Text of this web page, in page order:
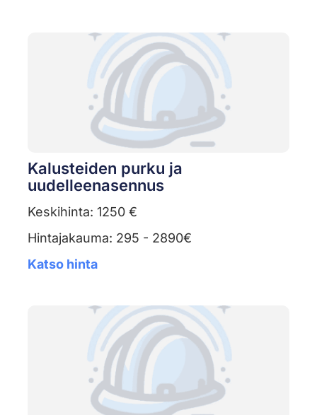
Kalusteiden purku ja
uudelleenasennus
Keskihinta: 1250 €
Hintajakauma: 295 - 2890€
Katso hinta